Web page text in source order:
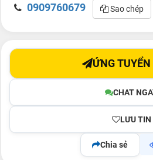
0909760679 Sao chép
CHAT
LƯU TIN
ỨNG TUYỂN
Chia sẻ